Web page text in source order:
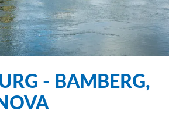
- BAMBERG,